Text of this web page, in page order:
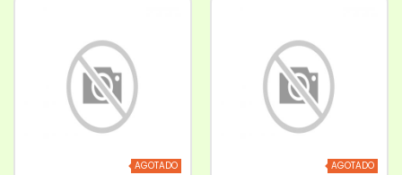
AGOTADO AGOTADO